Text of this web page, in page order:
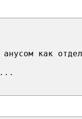
как